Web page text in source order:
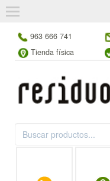
963 666 741
Tienda física